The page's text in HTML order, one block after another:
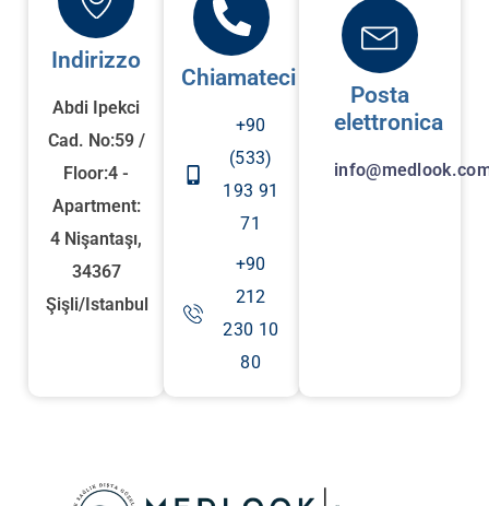
Indirizzo
Abdi Ipekci
Cad. No:59 /
Floor:4 -
Apartment:
4 Nişantaşı,
34367
Şişli/Istanbul
Chiamateci
+90
(533)
193 91
71
+90
212
230 10
80
Posta
elettronica